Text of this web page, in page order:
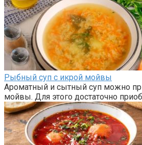
Рыбный суп с икрой мойвы
Ароматный и сытный суп можно
мойвы. Для этого достаточно